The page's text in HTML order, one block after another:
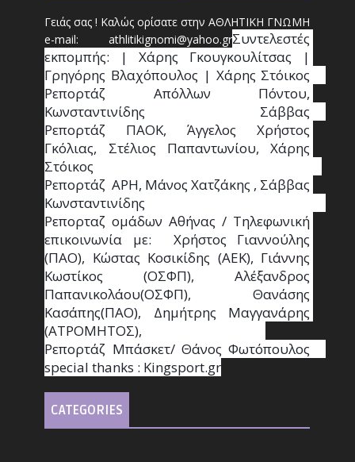
Γειάς σας ! Καλώς ορίσατε στην ΑΘΛΗΤΙΚΗ ΓΝΩΜΗ
e-mail: athlitikignomi@yahoo.grΣυντελεστές
εκπομπής: | Χάρης Γκουγκουλίτσας |
Γρηγόρης Βλαχόπουλος | Χάρης Στόικος
Ρεπορτάζ Απόλλων Πόντου,
Κωνσταντινίδης   Σάββας
Ρεπορτάζ ΠΑΟΚ, Άγγελος Χρήστος
Γκόλιας, Στέλιος Παπαντωνίου, Χάρης
Στόικος
Ρεπορτάζ  ΑΡΗ, Μάνος Χατζάκης , Σάββας
Κωνσταντινίδης
Ρεπορταζ ομάδων Αθήνας / Τηλεφωνική
επικοινωνία με:  Χρήστος Γιαννούλης
(ΠΑΟ), Κώστας Κοσικίδης (ΑΕΚ), Γιάννης
Κωστίκος (ΟΣΦΠ), Αλέξανδρος
Παπανικολάου(ΟΣΦΠ), Θανάσης
Κασάπης(ΠΑΟ), Δημήτρης Μαγγανάρης
(ΑΤΡΟΜΗΤΟΣ),
Ρεπορτάζ Μπάσκετ/ Θάνος Φωτόπουλος
special thanks : Κingsport.gr
CATEGORIES